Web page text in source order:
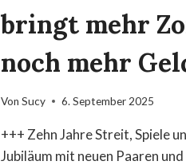
bringt mehr
noch mehr
Von Sucy 6. September 2025
+++ Zehn Jahre Streit, Spiele
Jubiläum mit neuen Paaren